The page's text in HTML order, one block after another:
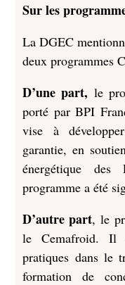
Sur les
La DGEC
deux programmes
D’une part, le
porté par BPI
vise à
garantie, en
énergétique
programme a été
D’autre part, le
le Cemafroid. Il
pratiques dans le
formation de